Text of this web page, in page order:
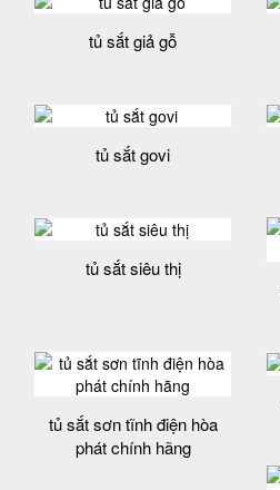
tủ sắt giả gỗ
tủ sắt govi
tủ sắt siêu thị
tủ sắt sơn tĩnh điện hòa
phát chính hãng